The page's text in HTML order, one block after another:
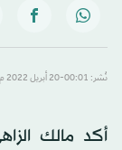
نُشر: 00:01-20 أبريل 2022 م ـ 19 رَمضان 1443 هـ
أكد مالك